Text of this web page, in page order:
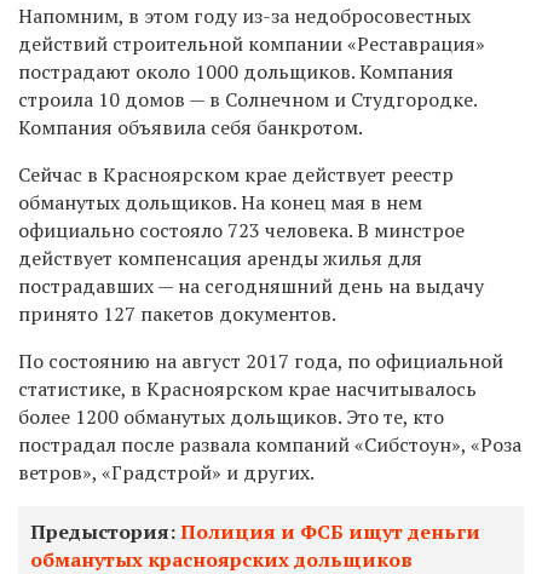
Напомним, в этом году из-за недобросовестных
действий строительной компании «Реставрация»
пострадают около 1000 дольщиков. Компания
строила 10 домов — в Солнечном и Студгородке.
Компания объявила себя банкротом.
Сейчас в Красноярском крае действует реестр
обманутых дольщиков. На конец мая в нем
официально состояло 723 человека. В минстрое
действует компенсация аренды жилья для
пострадавших — на сегодняшний день на выдачу
принято 127 пакетов документов.
По состоянию на август 2017 года, по официальной
статистике, в Красноярском крае насчитывалось
более 1200 обманутых дольщиков. Это те, кто
пострадал после развала компаний «Сибстоун», «Роза
ветров», «Градстрой» и других.
Предыстория:Полиция и ФСБ ищут деньги
обманутых красноярских дольщиков